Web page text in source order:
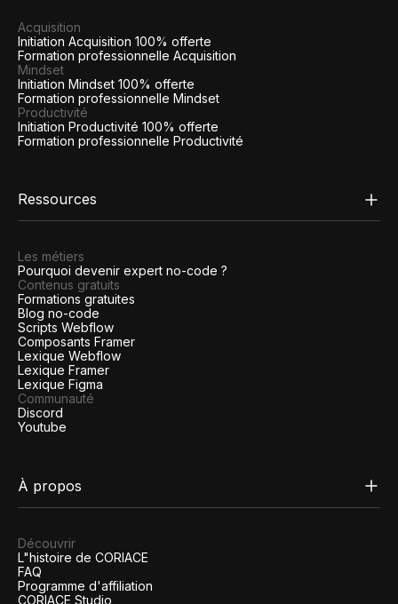
Acquisition
Initiation Acquisition 100% offerte
Formation professionnelle Acquisition
Mindset
Initiation Mindset 100% offerte
Formation professionnelle Mindset
Productivité
Initiation Productivité 100% offerte
Formation professionnelle Productivité
Ressources
Les métiers
Pourquoi devenir expert no-code ?
Contenus gratuits
Formations gratuites
Blog no-code
Scripts Webflow
Composants Framer
Lexique Webflow
Lexique Framer
Lexique Figma
Communauté
Discord
Youtube
À propos
Découvrir
L"histoire de CORIACE
FAQ
Programme d'affiliation
CORIACE Studio